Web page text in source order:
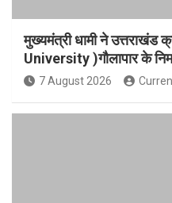
मुख्यमंत्री धामी ने उत्तराखंड
University )गौलापार के
7 August 2026